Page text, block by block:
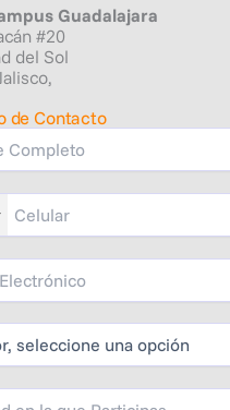
Guadalajara
#20
del Sol
de Contacto